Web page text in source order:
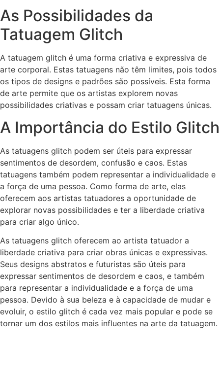
As Possibilidades da
Tatuagem Glitch
A tatuagem glitch é uma forma criativa e expressiva de
arte corporal. Estas tatuagens não têm limites, pois todos
os tipos de designs e padrões são possíveis. Esta forma
de arte permite que os artistas explorem novas
possibilidades criativas e possam criar tatuagens únicas.
A Importância do Estilo Glitch
As tatuagens glitch podem ser úteis para expressar
sentimentos de desordem, confusão e caos. Estas
tatuagens também podem representar a individualidade e
a força de uma pessoa. Como forma de arte, elas
oferecem aos artistas tatuadores a oportunidade de
explorar novas possibilidades e ter a liberdade criativa
para criar algo único.
As tatuagens glitch oferecem ao artista tatuador a
liberdade criativa para criar obras únicas e expressivas.
Seus designs abstratos e futuristas são úteis para
expressar sentimentos de desordem e caos, e também
para representar a individualidade e a força de uma
pessoa. Devido à sua beleza e à capacidade de mudar e
evoluir, o estilo glitch é cada vez mais popular e pode se
tornar um dos estilos mais influentes na arte da tatuagem.